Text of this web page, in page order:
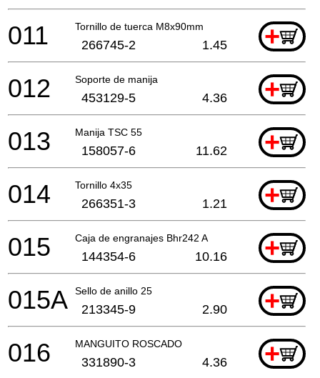
Tornillo de tuerca M8x90mm +
011 266745-2 1.45
Soporte de manija +
012 453129-5 4.36
Manija TSC 55 +
013 158057-6 11.62
Tornillo 4x35 +
014 266351-3 1.21
Caja de engranajes Bhr242 A +
015 144354-6 10.16
Sello de anillo 25 +
015A 213345-9 2.90
MANGUITO ROSCADO +
016 331890-3 4.36